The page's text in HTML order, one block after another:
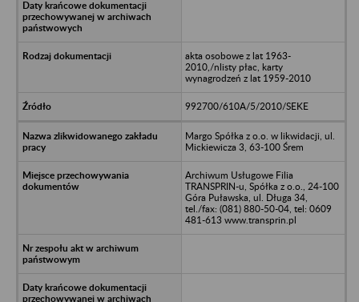
akta osobowe z lat 1963-
2010,/nlisty płac, karty
wynagrodzeń z lat 1959-2010
992700/610A/5/2010/SEKE
Margo Spółka z o.o. w likwidacji, ul.
Mickiewicza 3, 63-100 Śrem
Archiwum Usługowe Filia
TRANSPRIN-u, Spółka z o.o., 24-100
Góra Puławska, ul. Długa 34,
tel./fax: (081) 880-50-04, tel: 0609
481-613 www.transprin.pl